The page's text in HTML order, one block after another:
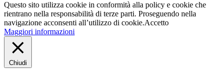
Questo sito utilizza cookie in conformità alla policy e cookie che
rientrano nella responsabilità di terze parti. Proseguendo nella
navigazione acconsenti all’utilizzo di cookie.Accetto
Maggiori informazioni
Chiudi